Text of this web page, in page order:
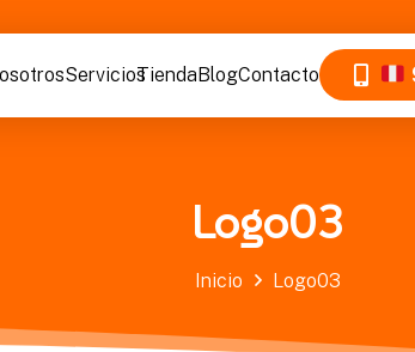
ServiciosTiendaBlogContacto
Logo03
Inicio Logo03